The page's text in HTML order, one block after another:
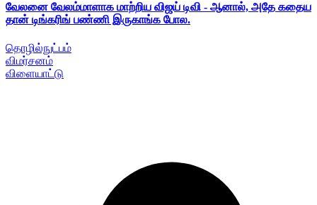
வேலனை வேலம்மாளாக மாற்றிய விஜய் டிவி - ஆனால், அதே கதைய
தான் டிங்கரிங் பண்ணி இருகாங்க போல.
தொழில்நுட்பம்
விமர்சனம்
விளையாட்டு